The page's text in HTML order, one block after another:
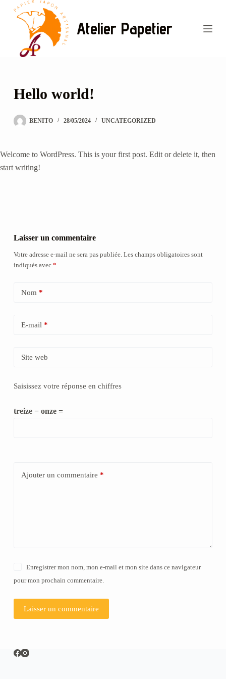
Passer
Atelier Papetier
Hello world!
BENITO 28/05/2024 UNCATEGORIZED
Welcome to WordPress. This is your first post. Edit or delete it, then
start writing!
Laisser un commentaire
Votre adresse e-mail ne sera pas publiée. Les champs obligatoires sont
indiqués avec *
Nom *
E-mail *
Site web
Saisissez votre réponse en chiffres
treize − onze =
Ajouter un commentaire *
Enregistrer mon nom, mon e-mail et mon site dans ce navigateur
pour mon prochain commentaire.
Laisser un commentaire